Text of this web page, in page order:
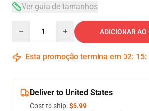
Ver guia de tamanhos
ADICIONAR AO
Esta promoção termina em 02: 15:
Deliver to United States
Cost to ship:$6.99